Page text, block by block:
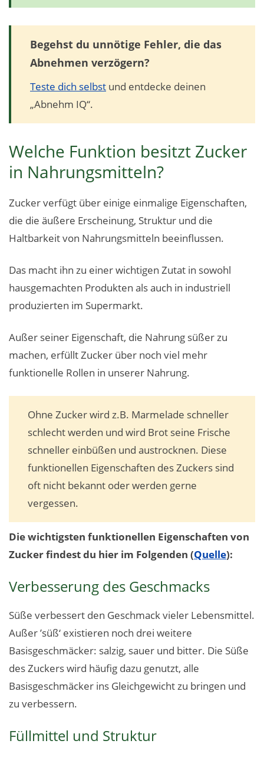
Begehst du unnötige Fehler, die das
Abnehmen verzögern?
Teste dich selbst und entdecke deinen
„Abnehm IQ“.
Welche Funktion besitzt Zucker
in Nahrungsmitteln?
Zucker verfügt über einige einmalige Eigenschaften,
die die äußere Erscheinung, Struktur und die
Haltbarkeit von Nahrungsmitteln beeinflussen.
Das macht ihn zu einer wichtigen Zutat in sowohl
hausgemachten Produkten als auch in industriell
produzierten im Supermarkt.
Außer seiner Eigenschaft, die Nahrung süßer zu
machen, erfüllt Zucker über noch viel mehr
funktionelle Rollen in unserer Nahrung.
Ohne Zucker wird z.B. Marmelade schneller
schlecht werden und wird Brot seine Frische
schneller einbüßen und austrocknen. Diese
funktionellen Eigenschaften des Zuckers sind
oft nicht bekannt oder werden gerne
vergessen.
Die wichtigsten funktionellen Eigenschaften von
Zucker findest du hier im Folgenden (Quelle):
Verbesserung des Geschmacks
Süße verbessert den Geschmack vieler Lebensmittel.
Außer ’süß‘ existieren noch drei weitere
Basisgeschmäcker: salzig, sauer und bitter. Die Süße
des Zuckers wird häufig dazu genutzt, alle
Basisgeschmäcker ins Gleichgewicht zu bringen und
zu verbessern.
Füllmittel und Struktur